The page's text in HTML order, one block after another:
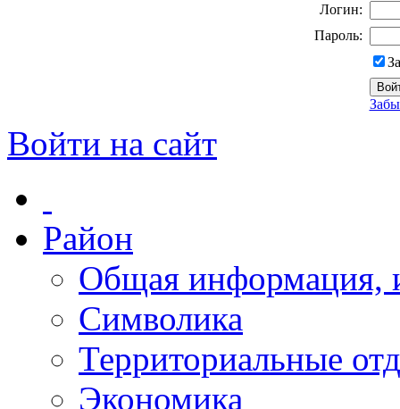
Логин:
Пароль:
Войти на сайт
Район
Общая информация,
Символика
Территориальные
Экономика